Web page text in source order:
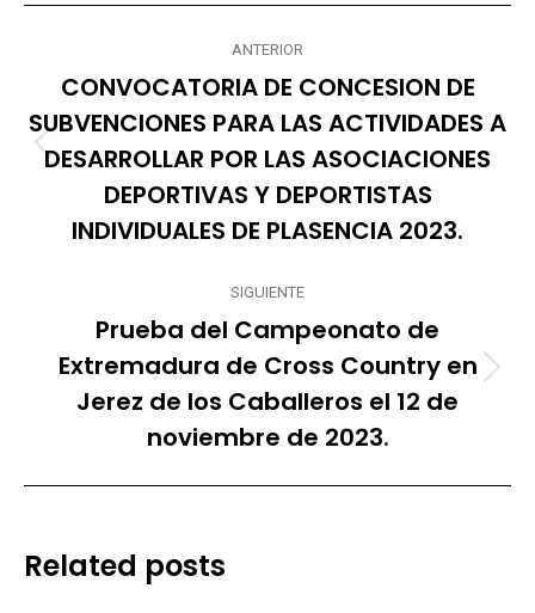
Navegación
entre
publicaciones
ANTERIOR
Publicación
anterior:
CONVOCATORIA DE CONCESION DE
SUBVENCIONES PARA LAS ACTIVIDADES A
DESARROLLAR POR LAS ASOCIACIONES
DEPORTIVAS Y DEPORTISTAS
INDIVIDUALES DE PLASENCIA 2023.
SIGUIENTE
Publicación
siguiente:
Prueba del Campeonato de
Extremadura de Cross Country en
Jerez de los Caballeros el 12 de
noviembre de 2023.
Related posts